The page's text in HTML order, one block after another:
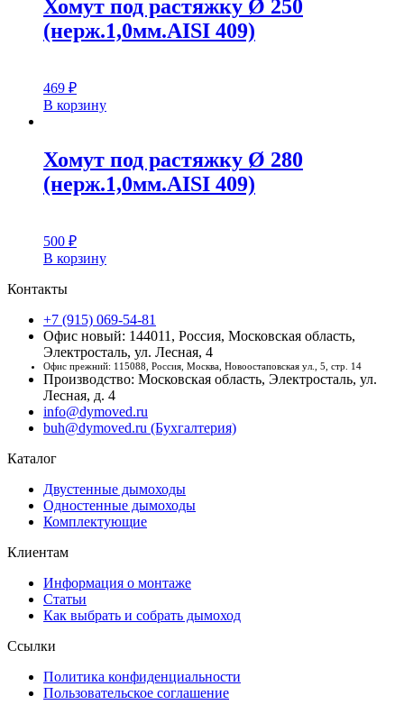
Хомут под растяжку Ø 250
(нерж.1,0мм.AISI 409)
469 ₽
В корзину
Хомут под растяжку Ø 280
(нерж.1,0мм.AISI 409)
500 ₽
В корзину
Контакты
+7 (915) 069-54-81
Офис новый: 144011, Россия, Московская область,
Электросталь, ул. Лесная, 4
Офис прежний: 115088, Россия, Москва, Новоостаповская ул., 5, стр. 14
Производство: Московская область, Электросталь, ул.
Лесная, д. 4
info@dymoved.ru
buh@dymoved.ru (Бухгалтерия)
Каталог
Двустенные дымоходы
Одностенные дымоходы
Комплектующие
Клиентам
Информация о монтаже
Статьи
Как выбрать и собрать дымоход
Ссылки
Политика конфиденциальности
Пользовательское соглашение